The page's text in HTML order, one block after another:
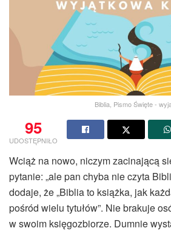
Biblia, Pismo Święte -
95
UDOSTĘPNIŁO
Wciąż na nowo, niczym zacinającą
pytanie: „ale pan chyba nie czyta
dodaje, że „Biblia to książka, jak
pośród wielu tytułów”. Nie brakuje
w swoim księgozbiorze. Dumnie